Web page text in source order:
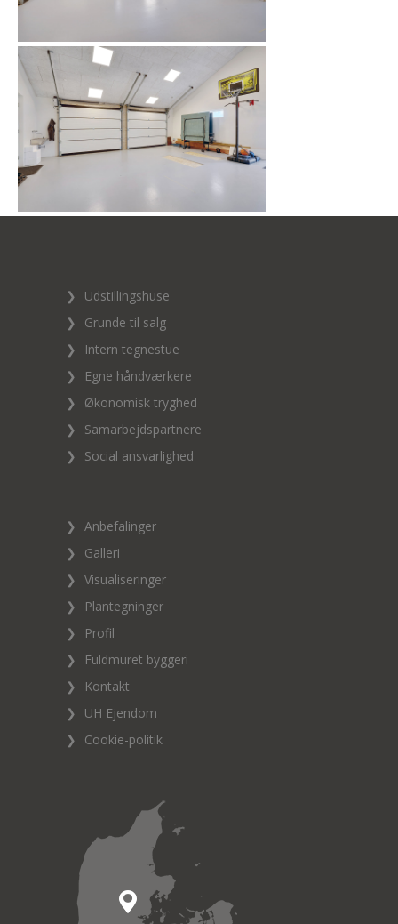
❯
Udstillingshuse
❯
Grunde til salg
❯
Intern tegnestue
❯
Egne håndværkere
❯
Økonomisk tryghed
❯
Samarbejdspartnere
❯
Social ansvarlighed
❯ Anbefalinger
❯
Galleri
❯ Visualiseringer
❯
Plantegninger
❯
Profil
❯
Fuldmuret byggeri
❯
Kontakt
❯
UH Ejendom
❯
Cookie-politik